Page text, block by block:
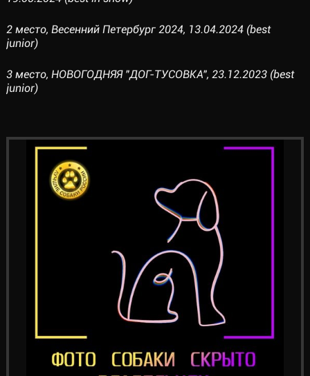
2 место, Весенний Петербург 2024, 13.04.2024 (best
junior)
3 место, НОВОГОДНЯЯ "ДОГ-ТУСОВКА", 23.12.2023 (best
junior)